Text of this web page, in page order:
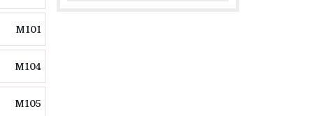
M101
M104
M105